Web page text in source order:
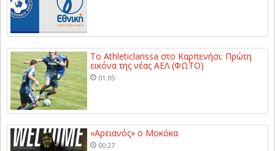
Το Athleticlarissa στο Καρπενήσι: Πρώτη
εικόνα της νέας ΑΕΛ (ΦΩΤΟ)
01:05
«Αρειανός» ο Μοκόκα
00:27